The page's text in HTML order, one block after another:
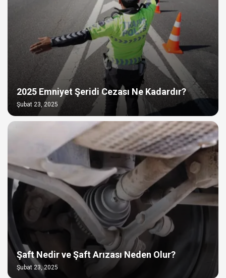
2025 Emniyet Şeridi Cezası Ne Kadardır?
Şubat 23, 2025
Şaft Nedir ve Şaft Arızası Neden Olur?
Şubat 23, 2025